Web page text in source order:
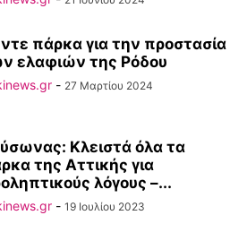
πάρκα για την προστασία
ελαφιών της Ρόδου
- 27 Μαρτίου 2024
Κλειστά όλα τα
της Αττικής για
λόγους –...
- 19 Ιουλίου 2023